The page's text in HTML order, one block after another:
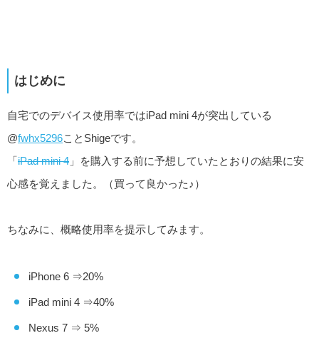
はじめに
自宅でのデバイス使用率ではiPad mini 4が突出している
@fwhx5296ことShigeです。
「iPad mini 4 」を購入する前に予想していたとおりの結果に安
心感を覚えました。（買って良かった♪）
ちなみに、概略使用率を提示してみます。
iPhone 6 ⇒20%
iPad mini 4 ⇒40%
Nexus 7 ⇒ 5%